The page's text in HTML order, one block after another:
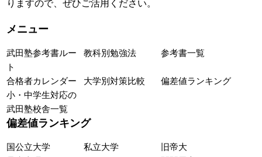
りますので、ぜひご活用ください。
メニュー
武田塾参考書ルー
ト
教科別勉強法 参考書一覧
合格者カレンダー 大学別対策比較
偏差値ランキング
小・中学生対応の
武田塾校舎一覧
偏差値ランキング
国公立大学 私立大学
旧帝大